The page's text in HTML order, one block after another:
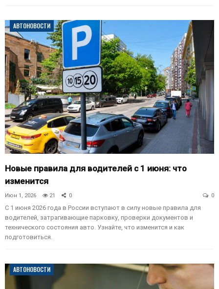
АВТОНОВОСТИ
Новые правила для водителей с 1 июня: что
изменится
Июн 1, 2026 21 0 0
С 1 июня 2026 года в России вступают в силу новые правила для
водителей, затрагивающие парковку, проверки документов и
технического состояния авто. Узнайте, что изменится и как
подготовиться.
АВТОНОВОСТИ